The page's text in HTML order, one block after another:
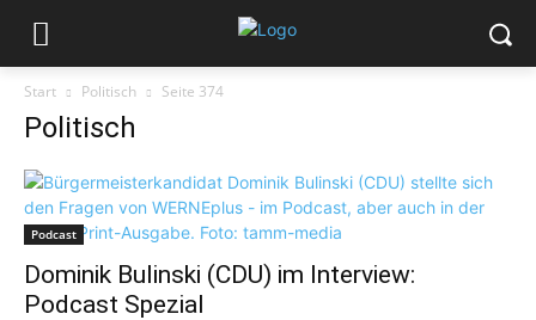
Start Politisch Seite 374
Politisch
Podcast
Dominik Bulinski (CDU) im Interview:
Podcast Spezial